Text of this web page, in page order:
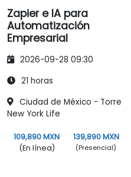
Zapier e IA para
Automatización
Empresarial
2026-09-28 09:30
21 horas
Ciudad de México - Torre
New York Life
109,890 MXN
(En línea)
139,890 MXN
(Presencial)